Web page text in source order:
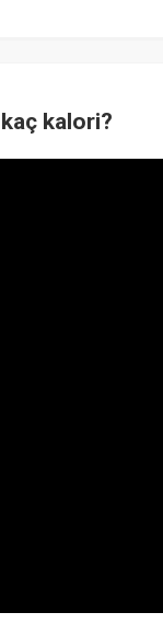
kalori?